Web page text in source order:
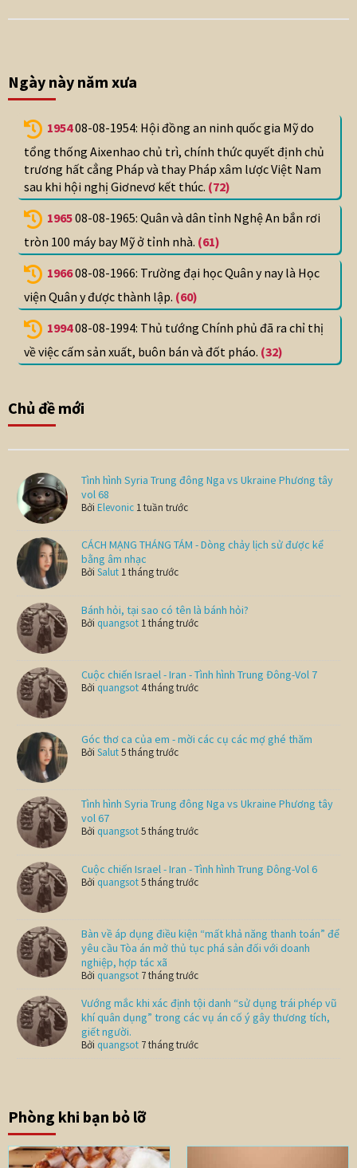
Ngày này năm xưa
195408-08-1954: Hội đồng an ninh quốc gia Mỹ do
tổng thống Aixenhao chủ trì, chính thức quyết định chủ
trương hất cẳng Pháp và thay Pháp xâm lược Việt Nam
sau khi hội nghị Giơnevơ kết thúc. (72)
196508-08-1965: Quân và dân tỉnh Nghệ An bắn rơi
tròn 100 máy bay Mỹ ở tỉnh nhà. (61)
196608-08-1966: Trường đại học Quân y nay là Học
viện Quân y được thành lập. (60)
199408-08-1994: Thủ tướng Chính phủ đã ra chỉ thị
về việc cấm sản xuất, buôn bán và đốt pháo. (32)
Chủ đề mới
Tình hình Syria Trung đông Nga vs Ukraine Phương tây
vol 68
BởiElevonic 1 tuần trước
CÁCH MẠNG THÁNG TÁM - Dòng chảy lịch sử được kể
bằng âm nhạc
BởiSalut 1 tháng trước
Bánh hỏi, tại sao có tên là bánh hỏi?
Bởi quangsot 1 tháng trước
Cuộc chiến Israel - Iran - Tình hình Trung Đông-Vol 7
Bởi quangsot 4 tháng trước
Góc thơ ca của em - mời các cụ các mợ ghé thăm
BởiSalut5 tháng trước
Tình hình Syria Trung đông Nga vs Ukraine Phương tây
vol 67
Bởi quangsot5 tháng trước
Cuộc chiến Israel - Iran - Tình hình Trung Đông-Vol 6
Bởi quangsot5 tháng trước
Bàn về áp dụng điều kiện “mất khả năng thanh toán” để
yêu cầu Tòa án mở thủ tục phá sản đối với doanh
nghiệp, hợp tác xã
Bởi quangsot 7 tháng trước
Vướng mắc khi xác định tội danh “sử dụng trái phép vũ
khí quân dụng” trong các vụ án cố ý gây thương tích,
giết người.
Bởi quangsot 7 tháng trước
Phòng khi bạn bỏ lỡ